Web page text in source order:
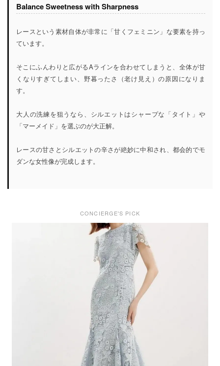
Balance Sweetness with Sharpness
レースという素材自体が非常に「甘くフェミニン」な要素を持っ
ています。
そこにふんわりと広がるAラインを合わせてしまうと、全体が甘
くなりすぎてしまい、野暮ったさ（老け見え）の原因になりま
す。
大人の洗練を狙うなら、シルエットはシャープな「タイト」や
「マーメイド」を選ぶのが大正解。
レースの甘さとシルエットの辛さが絶妙に中和され、都会的でモ
ダンな女性像が完成します。
CONCIERGE'S PICK